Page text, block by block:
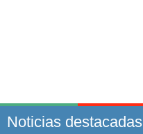
Noticias destacadas